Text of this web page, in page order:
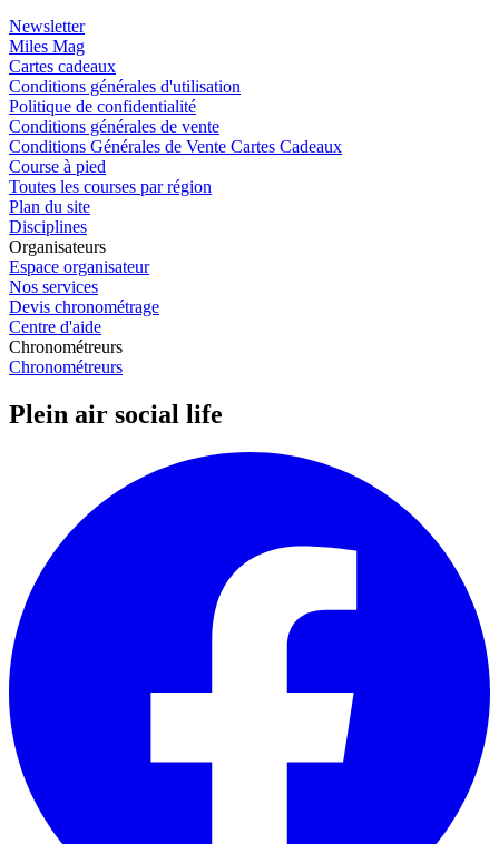
Newsletter
Miles Mag
Cartes cadeaux
Conditions générales d'utilisation
Politique de confidentialité
Conditions générales de vente
Conditions Générales de Vente Cartes Cadeaux
Course à pied
Toutes les courses par région
Plan du site
Disciplines
Organisateurs
Espace organisateur
Nos services
Devis chronométrage
Centre d'aide
Chronométreurs
Chronométreurs
Plein air social life